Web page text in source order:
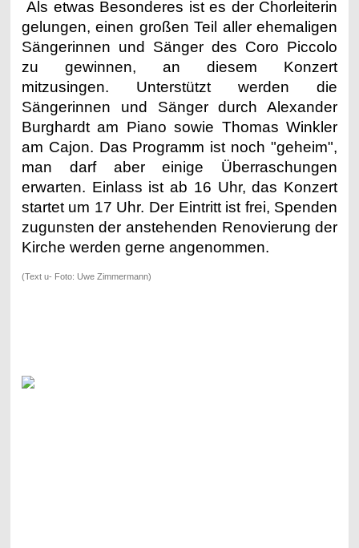
Als etwas Besonderes ist es der Chorleiterin
gelungen, einen großen Teil aller ehemaligen
Sängerinnen und Sänger des Coro Piccolo
zu gewinnen, an diesem Konzert
mitzusingen. Unterstützt werden die
Sängerinnen und Sänger durch Alexander
Burghardt am Piano sowie Thomas Winkler
am Cajon. Das Programm ist noch "geheim",
man darf aber einige Überraschungen
erwarten. Einlass ist ab 16 Uhr, das Konzert
startet um 17 Uhr. Der Eintritt ist frei, Spenden
zugunsten der anstehenden Renovierung der
Kirche werden gerne angenommen.
(Text u- Foto: Uwe Zimmermann)